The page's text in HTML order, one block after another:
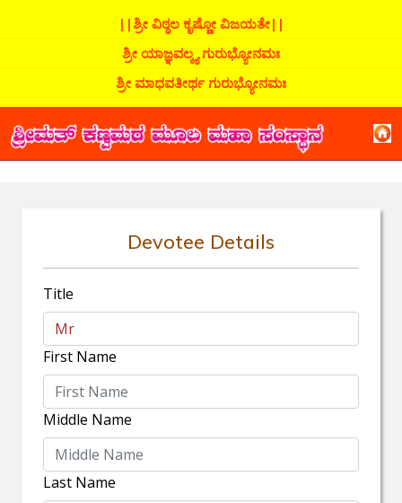
||ಶ್ರೀ ವಿಠ್ಠಲ ಕೃಷ್ಣೋ ವಿಜಯತೇ||
ಶ್ರೀ ಯಾಜ್ಞವಲ್ಕ್ಯ ಗುರುಭ್ಯೋನಮಃ
ಶ್ರೀ ಮಾಧವತೀರ್ಥ ಗುರುಭ್ಯೋನಮಃ
Devotee Details
Title
First Name
Middle Name
Last Name